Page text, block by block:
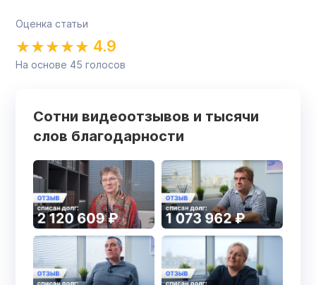
Оценка статьи
4.9
На основе 45 голосов
Сотни видеоотзывов и тысячи
слов благодарности